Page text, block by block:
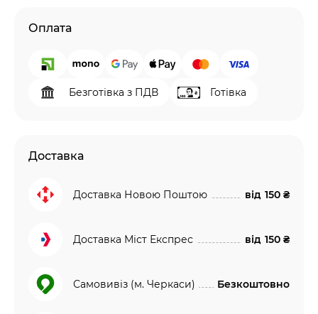
Оплата
Безготівка з ПДВ Готівка
Доставка
Доставка Новою Поштою від 150 ₴
Доставка Міст Експрес від 150 ₴
Самовивіз (м. Черкаси) Безкоштовно